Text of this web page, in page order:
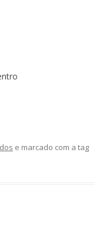
e marcado com a tag